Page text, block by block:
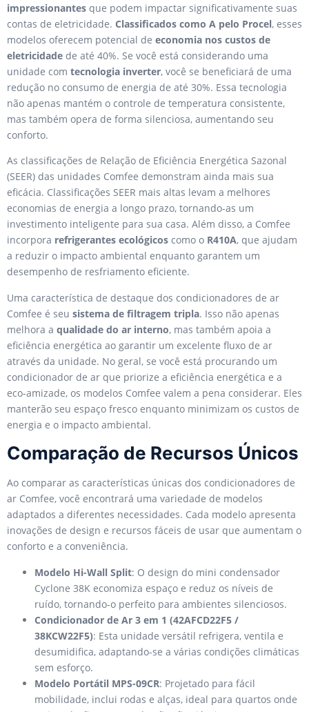
impressionantes que podem impactar significativamente suas
contas de eletricidade. Classificados como A pelo Procel, esses
modelos oferecem potencial de economia nos custos de
eletricidade de até 40%. Se você está considerando uma
unidade com tecnologia inverter, você se beneficiará de uma
redução no consumo de energia de até 30%. Essa tecnologia
não apenas mantém o controle de temperatura consistente,
mas também opera de forma silenciosa, aumentando seu
conforto.
As classificações de Relação de Eficiência Energética Sazonal
(SEER) das unidades Comfee demonstram ainda mais sua
eficácia. Classificações SEER mais altas levam a melhores
economias de energia a longo prazo, tornando-as um
investimento inteligente para sua casa. Além disso, a Comfee
incorpora refrigerantes ecológicos como o R410A, que ajudam
a reduzir o impacto ambiental enquanto garantem um
desempenho de resfriamento eficiente.
Uma característica de destaque dos condicionadores de ar
Comfee é seu sistema de filtragem tripla. Isso não apenas
melhora a qualidade do ar interno, mas também apoia a
eficiência energética ao garantir um excelente fluxo de ar
através da unidade. No geral, se você está procurando um
condicionador de ar que priorize a eficiência energética e a
eco-amizade, os modelos Comfee valem a pena considerar. Eles
manterão seu espaço fresco enquanto minimizam os custos de
energia e o impacto ambiental.
Comparação de Recursos Únicos
Ao comparar as características únicas dos condicionadores de
ar Comfee, você encontrará uma variedade de modelos
adaptados a diferentes necessidades. Cada modelo apresenta
inovações de design e recursos fáceis de usar que aumentam o
conforto e a conveniência.
Modelo Hi-Wall Split: O design do mini condensador
Cyclone 38K economiza espaço e reduz os níveis de
ruído, tornando-o perfeito para ambientes silenciosos.
Condicionador de Ar 3 em 1 (42AFCD22F5 /
38KCW22F5): Esta unidade versátil refrigera, ventila e
desumidifica, adaptando-se a várias condições climáticas
sem esforço.
Modelo Portátil MPS-09CR: Projetado para fácil
mobilidade, inclui rodas e alças, ideal para quartos onde